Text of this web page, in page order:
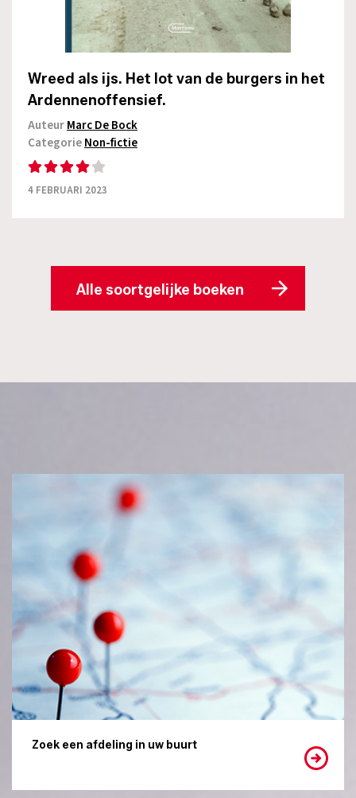
Wreed als ijs. Het lot van de burgers in het
Ardennenoffensief.
AuteurMarc De Bock
CategorieNon-fictie
4 FEBRUARI 2023
Alle soortgelijke boeken
Zoek een afdeling in uw buurt